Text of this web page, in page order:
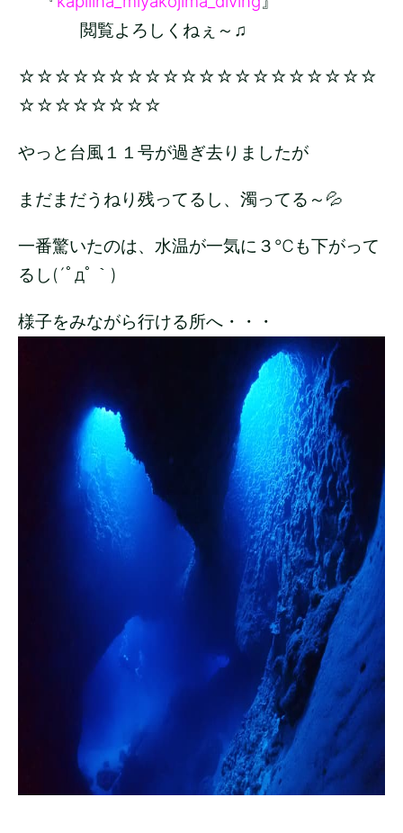
閲覧よろしくねぇ～♫
☆☆☆☆☆☆☆☆☆☆☆☆☆☆☆☆☆☆☆☆
☆☆☆☆☆☆☆☆
やっと台風１１号が過ぎ去りましたが
まだまだうねり残ってるし、濁ってる～💦
一番驚いたのは、水温が一気に３℃も下がって
るし(´ﾟдﾟ｀)
様子をみながら行ける所へ・・・